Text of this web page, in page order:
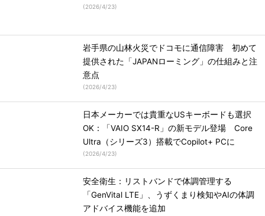
(2026/4/23)
岩手県の山林火災でドコモに通信障害 初めて
提供された「JAPANローミング」の仕組みと注
意点
(2026/4/23)
日本メーカーでは貴重なUSキーボードも選択
OK：「VAIO SX14-R」の新モデル登場 Core
Ultra（シリーズ3）搭載でCopilot+ PCに
(2026/4/23)
安全衛生：リストバンドで体調管理する
「GenVital LTE」、うずくまり検知やAIの体調
アドバイス機能を追加